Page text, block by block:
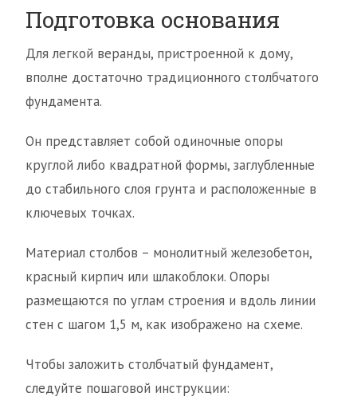
Подготовка основания
Для легкой веранды, пристроенной к дому,
вполне достаточно традиционного столбчатого
фундамента.
Он представляет собой одиночные опоры
круглой либо квадратной формы, заглубленные
до стабильного слоя грунта и расположенные в
ключевых точках.
Материал столбов – монолитный железобетон,
красный кирпич или шлакоблоки. Опоры
размещаются по углам строения и вдоль линии
стен с шагом 1,5 м, как изображено на схеме.
Чтобы заложить столбчатый фундамент,
следуйте пошаговой инструкции: